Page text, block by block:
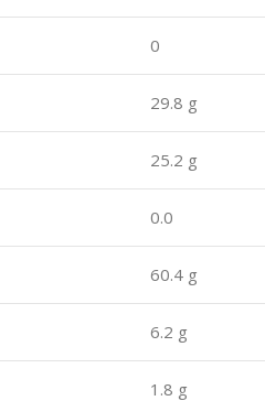
0
29.8 g
25.2 g
0.0
60.4 g
6.2 g
1.8 g